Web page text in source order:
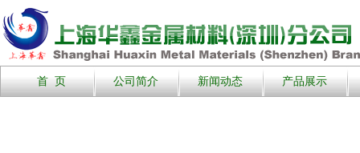
首 页 公司简介 新闻动态 产品展示